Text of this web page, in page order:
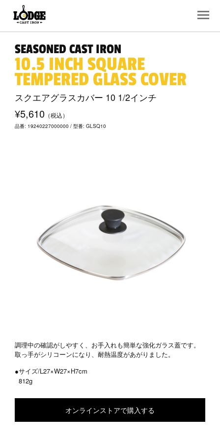
SEASONED CAST IRON
10.5 INCH SQUARE
TEMPERED GLASS COVER
スクエアグラスカバー 10 1/2インチ
¥5,610 （税込）
品番: 19240227000000 / 型番: GLSQ10
調理中の確認がしやすく、お手入れも簡単な強化ガラス蓋です。
取っ手がシリコーンになり、耐熱温度があがりました。
●サイズ/L27×W27×H7cm
812g
オンラインストアで購入する